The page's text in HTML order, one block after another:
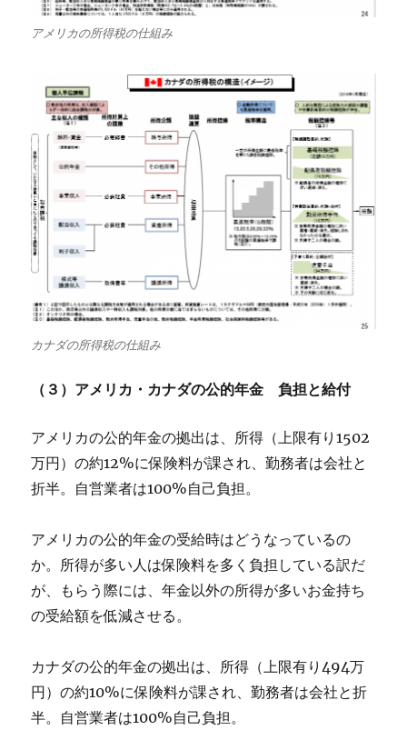
アメリカの所得税の仕組み
カナダの所得税の仕組み
（３）アメリカ・カナダの公的年金 負担と給付
アメリカの公的年金の拠出は、所得（上限有り1502
万円）の約12%に保険料が課され、勤務者は会社と
折半。自営業者は100%自己負担。
アメリカの公的年金の受給時はどうなっているの
か。所得が多い人は保険料を多く負担している訳だ
が、もらう際には、年金以外の所得が多いお金持ち
の受給額を低減させる。
カナダの公的年金の拠出は、所得（上限有り494万
円）の約10%に保険料が課され、勤務者は会社と折
半。自営業者は100%自己負担。